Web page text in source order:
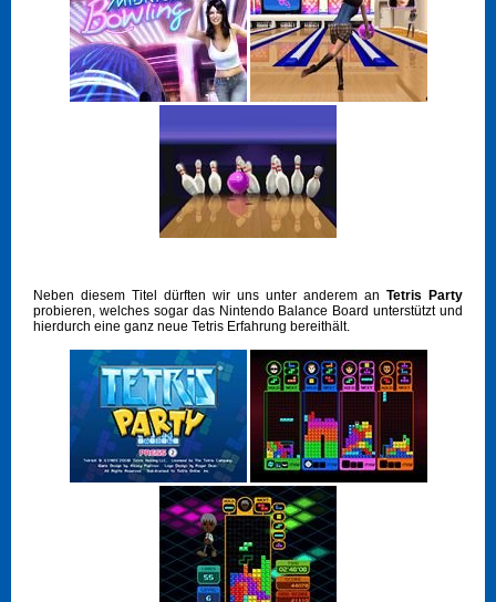
Neben diesem Titel dürften wir uns unter anderem an Tetris Party
probieren, welches sogar das Nintendo Balance Board unterstützt und
hierdurch eine ganz neue Tetris Erfahrung bereithält.